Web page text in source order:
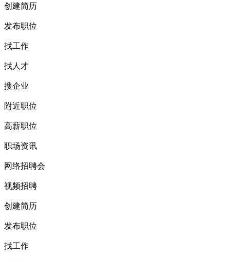
创建简历
发布职位
找工作
找人才
搜企业
附近职位
高薪职位
职场资讯
网络招聘会
视频招聘
创建简历
发布职位
找工作